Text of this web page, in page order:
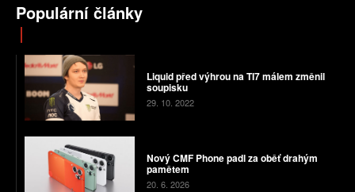
Populární články
Liquid před výhrou na TI7 málem změnil
soupisku
29. 10. 2022
Nový CMF Phone padl za oběť drahým
pamětem
20. 6. 2026